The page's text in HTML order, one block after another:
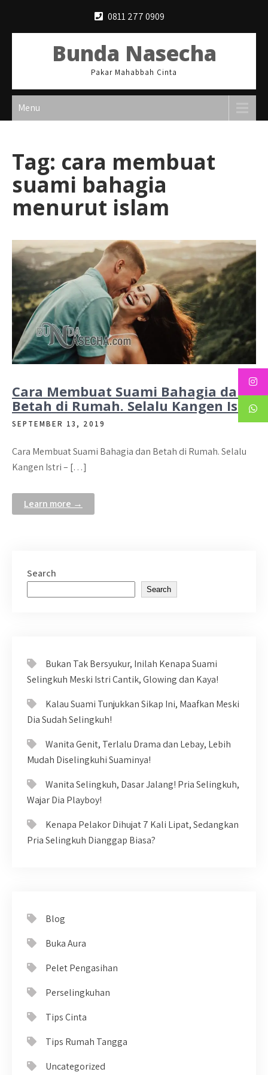
0811 277 0909
Bunda Nasecha
Pakar Mahabbah Cinta
Menu
Tag: cara membuat
suami bahagia
menurut islam
Cara Membuat Suami Bahagia dan
Betah di Rumah. Selalu Kangen Istri
SEPTEMBER 13, 2019
Cara Membuat Suami Bahagia dan Betah di Rumah. Selalu
Kangen Istri – […]
Learn more →
Search
Search
Bukan Tak Bersyukur, Inilah Kenapa Suami
Selingkuh Meski Istri Cantik, Glowing dan Kaya!
Kalau Suami Tunjukkan Sikap Ini, Maafkan Meski
Dia Sudah Selingkuh!
Wanita Genit, Terlalu Drama dan Lebay, Lebih
Mudah Diselingkuhi Suaminya!
Wanita Selingkuh, Dasar Jalang! Pria Selingkuh,
Wajar Dia Playboy!
Kenapa Pelakor Dihujat 7 Kali Lipat, Sedangkan
Pria Selingkuh Dianggap Biasa?
Blog
Buka Aura
Pelet Pengasihan
Perselingkuhan
Tips Cinta
Tips Rumah Tangga
Uncategorized